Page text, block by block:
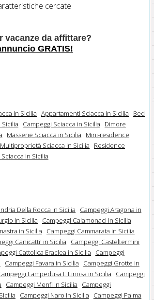
cercate
vacanze da affittare?
GRATIS!
in Sicilia Appartamenti Sciacca in Sicilia
Bed
Campeggi Sciacca in Sicilia
Dimore
Masserie Sciacca in Sicilia
Mini-residence
Multiproprietà Sciacca in Sicilia
Residence
in Sicilia
Della Rocca in Sicilia
Campeggi Aragona in
in Sicilia
Campeggi Calamonaci in Sicilia
in Sicilia
Campeggi Cammarata in Sicilia
Canicatti' in Sicilia
Campeggi Casteltermini
Cattolica Eraclea in Sicilia
Campeggi
Campeggi Favara in Sicilia
Campeggi Grotte in
Lampedusa E Linosa in Sicilia
Campeggi
Campeggi Menfi in Sicilia
Campeggi
Campeggi Naro in Sicilia
Campeggi Palma